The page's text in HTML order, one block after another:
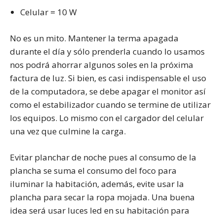
Celular = 10 W
No es un mito. Mantener la terma apagada
durante el día y sólo prenderla cuando lo usamos
nos podrá ahorrar algunos soles en la próxima
factura de luz. Si bien, es casi indispensable el uso
de la computadora, se debe apagar el monitor así
como el estabilizador cuando se termine de utilizar
los equipos. Lo mismo con el cargador del celular
una vez que culmine la carga.
Evitar planchar de noche pues al consumo de la
plancha se suma el consumo del foco para
iluminar la habitación, además, evite usar la
plancha para secar la ropa mojada. Una buena
idea será usar luces led en su habitación para